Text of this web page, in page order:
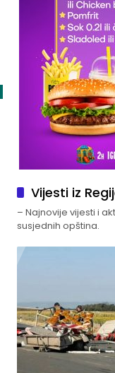
Vijesti iz
– Najnovije vijesti i
susjednih opština.